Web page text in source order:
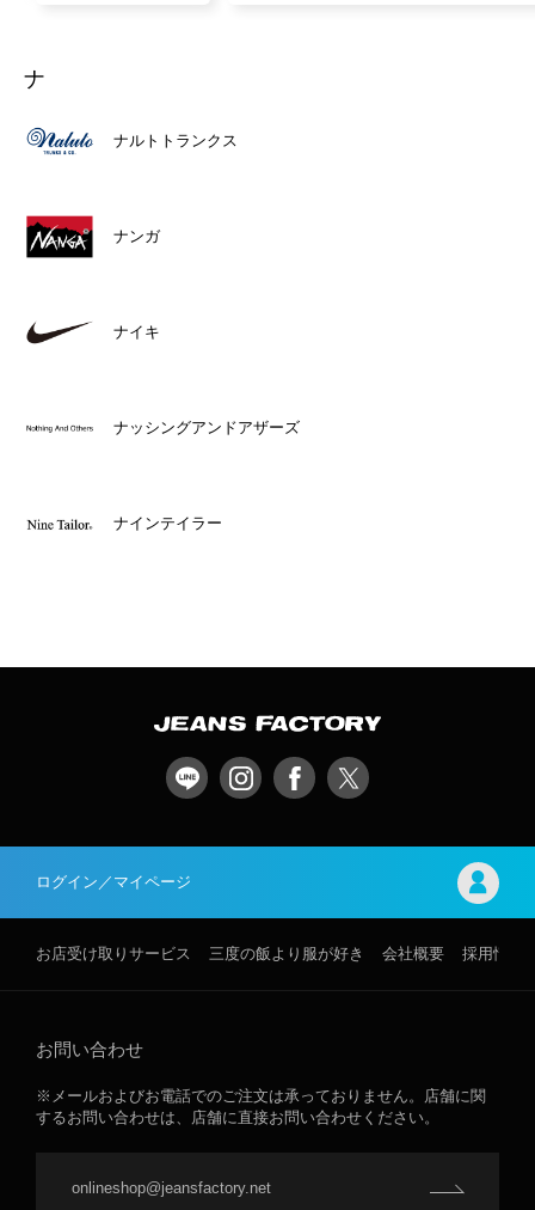
ナ
ナルトトランクス
ナンガ
ナイキ
ナッシングアンドアザーズ
ナインテイラー
ログイン／マイページ
お店受け取りサービス 三度の飯より服が好き 会社概要 採用情報
お問い合わせ
※メールおよびお電話でのご注文は承っておりません。店舗に関
するお問い合わせは、店舗に直接お問い合わせください。
onlineshop@jeansfactory.net